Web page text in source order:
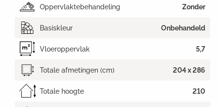
Oppervlaktebehandeling Zonder
Basiskleur Onbehandeld
Vloeroppervlak 5,7
Totale afmetingen (cm) 204 x 286
Totale hoogte 210